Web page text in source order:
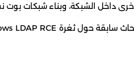
داخل الشبكة، وبناء شبكات بوت